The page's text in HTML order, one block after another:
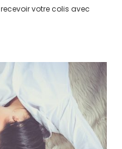
votre colis avec